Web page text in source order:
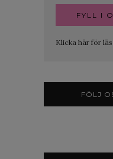
Klicka här för
FÖLJ